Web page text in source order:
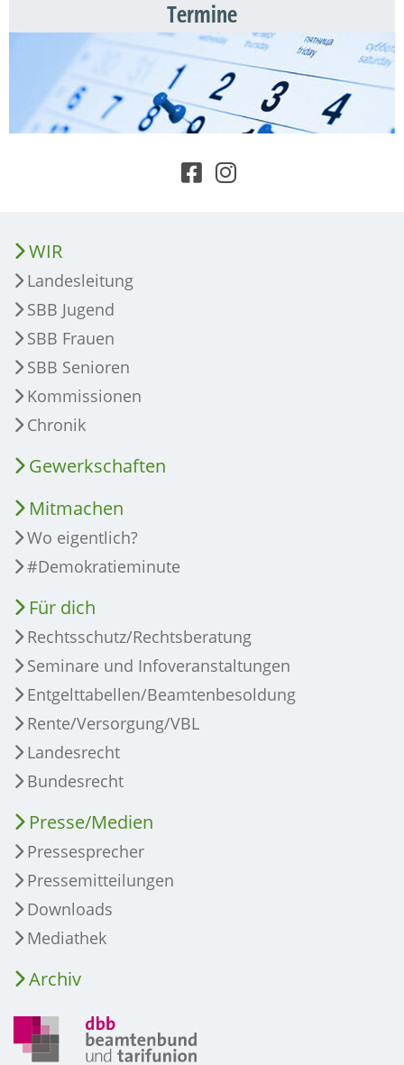
Termine
WIR
Landesleitung
SBB Jugend
SBB Frauen
SBB Senioren
Kommissionen
Chronik
Gewerkschaften
Mitmachen
Wo eigentlich?
#Demokratieminute
Für dich
Rechtsschutz/Rechtsberatung
Seminare und Infoveranstaltungen
Entgelttabellen/Beamtenbesoldung
Rente/Versorgung/VBL
Landesrecht
Bundesrecht
Presse/Medien
Pressesprecher
Pressemitteilungen
Downloads
Mediathek
Archiv